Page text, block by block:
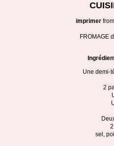
imprimer
FROMAGE
Une demi-
2
sel,